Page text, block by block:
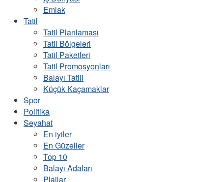
Emlak
Tatil
Tatil Planlaması
Tatil Bölgeleri
Tatil Paketleri
Tatil Promosyonları
Balayı Tatili
Küçük Kaçamaklar
Spor
Politika
Seyahat
En iyiler
En Güzeller
Top 10
Balayı Adaları
Plajlar